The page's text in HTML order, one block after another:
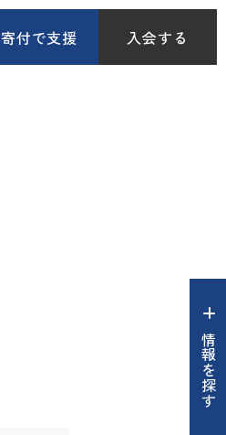
寄付で支援 入会する
情報を探す